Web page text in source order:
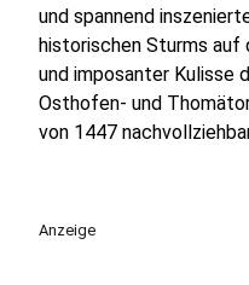
und spannend
historischen Sturms
und imposanter Kulisse
Osthofen- und
von 1447
Anzeige